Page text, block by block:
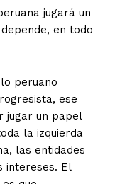
jugará un
en todo
peruano
ese
jugar un papel
la izquierda
las entidades
intereses. El